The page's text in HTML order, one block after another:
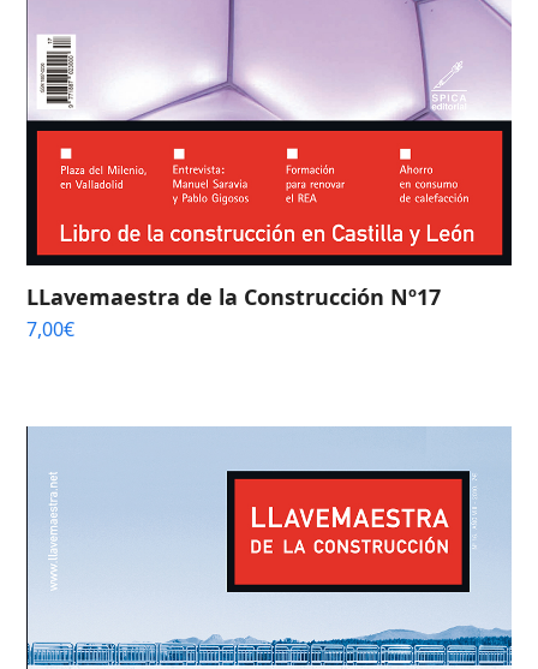
LLavemaestra de la Construcción Nº17
7,00€